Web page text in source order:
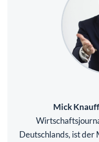
Mick Knauff
Deutschlands, ist der